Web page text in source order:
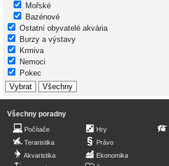
Mořské
Bazénové
Ostatní obyvatelé akvária
Burzy a výstavy
Krmiva
Nemoci
Pokec
Všechny poradny
Počítače
Teraristika
Akvaristika
Hry
Právo
Ekonomika